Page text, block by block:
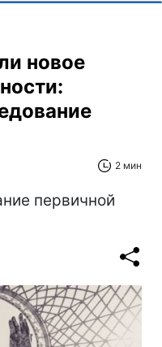
новое
2 мин
первичной